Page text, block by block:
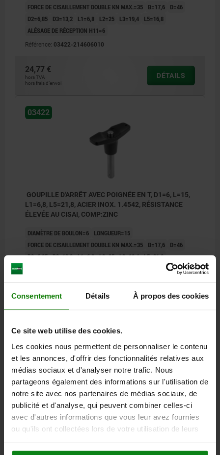
Consentement Détails À propos des cookies
Ce site web utilise des cookies.
Les cookies nous permettent de personnaliser le contenu
et les annonces, d'offrir des fonctionnalités relatives aux
médias sociaux et d'analyser notre trafic. Nous
partageons également des informations sur l'utilisation de
notre site avec nos partenaires de médias sociaux, de
publicité et d'analyse, qui peuvent combiner celles-ci
avec d'autres informations que vous leur avez fournies
ou qu'ils ont collectées lors de votre utilisation de leurs
FORCE DE CISAILLEMENT DOUBLE KN MAX.=35
B=17,6
D=46
D2=6,85
D3=13,2 L1=6,8 L2=25 L3=19,4
L5=16,8
ALÉSAGE DE RÉCEPTION H11=6
Référence: 03422-214606010
24,77 €
hors TVA
hors frais d’envoi
DÉTAILS
03422
GOUPILLE D'ARRÊT AVEC POIGNÉE EN T, D1=6, L=15,
L1=6,8, L5=21,8, ACIER INOX. 1.4542, RÉSISTANCE
ÉLEVÉE AU CISAI, COMP:ZINC
DIAMÈTRE DE BOULON=6
LONGUEUR=15
FORCE DE CISAILLEMENT DOUBLE KN MAX.=35
B=17,6
D=46
D2=6,85 D3=13,2 L1=6,8 L2=25 L3=19,4 L5=21,8
24,77 €
03422
GOUPILLE D'ARRÊT AVEC POIGNÉE EN T, D1=6, L=20,
ÉLEVÉE AU CISAI, COMP:ZINC